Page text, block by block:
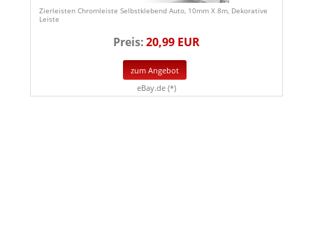
Zierleisten Chromleiste Selbstklebend Auto, 10mm X 8m, Dekorative
Leiste
Preis:20,99 EUR
zum Angebot
eBay.de (*)